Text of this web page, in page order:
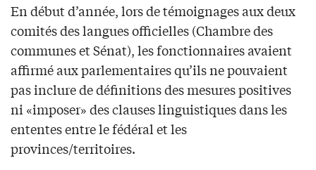
En début d’année, lors de témoignages aux deux
comités des langues officielles (Chambre des
communes et Sénat), les fonctionnaires avaient
affirmé aux parlementaires qu’ils ne pouvaient
pas inclure de définitions des mesures positives
ni «imposer» des clauses linguistiques dans les
ententes entre le fédéral et les
provinces/territoires.